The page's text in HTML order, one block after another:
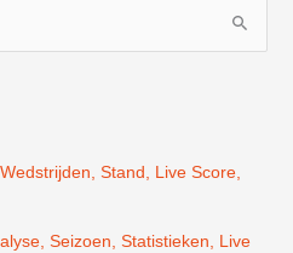
Stand, Live Score,
Seizoen, Statistieken, Live